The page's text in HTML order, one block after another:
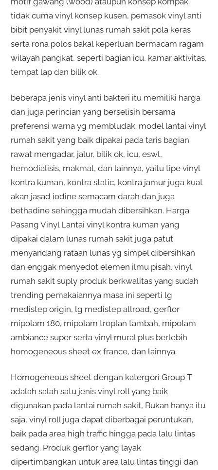
tidak cuma vinyl konsep kusen, pemasok vinyl anti
bibit penyakit vinyl lunas rumah sakit pola keras
serta rona polos bakal keperluan bermacam ragam
wilayah pangkat, seperti bagian icu, kamar aktivitas,
tempat lap dan bilik ok.
beberapa jenis vinyl anti bakteri itu memiliki harga
dan juga perincian yang berselisih bersama
preferensi warna yg membludak. model lantai vinyl
rumah sakit yang baik dipakai pada taris bagian
rawat mengadar, jalur, bilik ok, icu, eswl,
hemodialisis, makmal, dan lainnya, yaitu tipe vinyl
kontra kuman, kontra static, kontra jamur juga kuat
akan jasad iodine semacam darah dan juga
bethadine sehingga mudah dibersihkan. Harga
Pasang Vinyl Lantai vinyl kontra kuman yang
dipakai dalam lunas rumah sakit juga patut
menyandang rataan lunas yg simpel dibersihkan
dan enggak menyedot elemen ilmu pisah. vinyl
rumah sakit suply produk berkwalitas yang sudah
trending pemakaiannya masa ini seperti lg
medistep origin, lg medistep allroad, gerflor
mipolam 180, mipolam troplan tambah, mipolam
ambiance super serta vinyl mural plus berlebih
homogeneous sheet ex france, dan lainnya.
Homogeneous sheet dengan katergori Group T
adalah salah satu jenis vinyl roll yang baik
digunakan pada lantai rumah sakit, Bukan hanya itu
saja, vinyl roll juga dapat diberbagai peruntukan,
baik pada area high traffic hingga pada lalu lintas
sedang. Produk gerflor yang layak
dipertimbangkan untuk area lalu lintas tinggi dan